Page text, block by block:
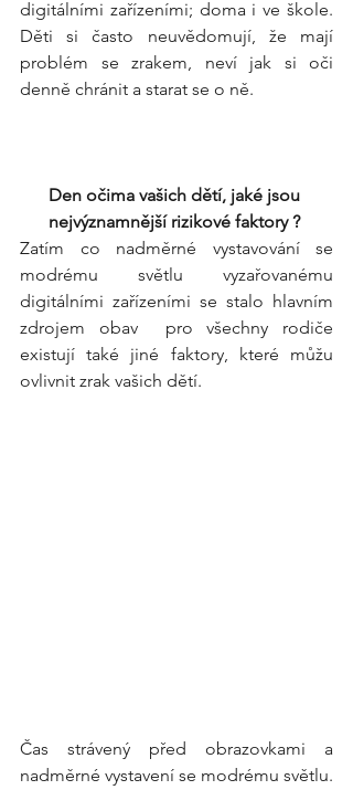
digitálními zařízeními; doma i ve škole.
Děti si často neuvědomují, že mají
problém se zrakem, neví jak si oči
denně chránit a starat se o ně.
Den očima vašich dětí, jaké jsou
nejvýznamnější rizikové faktory ?
Zatím co nadměrné vystavování se
modrému světlu vyzařovanému
digitálními zařízeními se stalo hlavním
zdrojem obav  pro všechny rodiče
existují také jiné faktory, které můžu
ovlivnit zrak vašich dětí.
Čas strávený před obrazovkami a
nadměrné vystavení se modrému světlu.